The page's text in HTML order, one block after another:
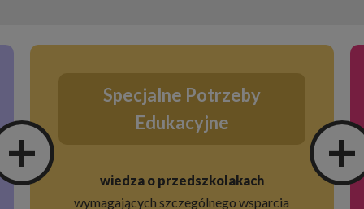
+
Specjalne Potrzeby
Edukacyjne
wiedza o przedszkolakach
wymagających szczególnego wsparcia
+